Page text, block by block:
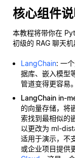
核心组件说
本教程将带你在
初级的 RAG 聊天机
LangChain: 一
据库、嵌入模型
管道变得更容易。
LangChain in-
的向量存储，将
索找到最相似的
以更改为 ml-
适用于演示，不
或企业项目提供